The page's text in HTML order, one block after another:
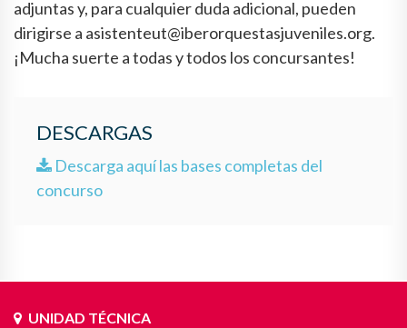
adjuntas y, para cualquier duda adicional, pueden
dirigirse a asistenteut@iberorquestasjuveniles.org.
¡Mucha suerte a todas y todos los concursantes!
DESCARGAS
Descarga aquí las bases completas del
concurso
UNIDAD TÉCNICA